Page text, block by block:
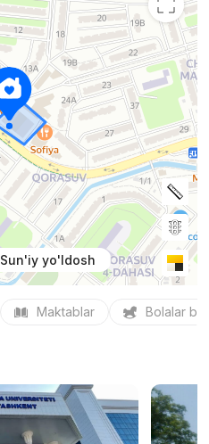
Sun'iy yo'ldosh
Maktablar Bolalar